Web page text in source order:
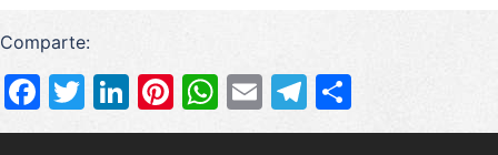
Comparte:
Facebook
Twitter
LinkedIn
Pinterest
WhatsApp
EmailTelegram